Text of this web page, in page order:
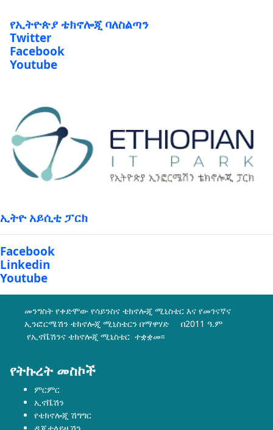
የኢትዮጵያ ቴክኖሎጂ ባለስልጣን
Twitter
Facebook
Youtube
ኢትዮ አይሲቲ ፓርክ
Facebook
Linkedin
Youtube
መንግስት የቀድሞው የሳይንስና ቴክኖሎጂ ሚኒስቴር እና የመገናኛና
ኢንፎርሜሽን ቴክኖሎጂ ሚኒስቴርን በማዋሃድ በ2011 ዓ.ም
የኢኖቬሽንና ቴክኖሎጂ ሚኒስቴር ተቋቋመ፡፡
የትኩረት መስኮች
ምርምር
ኢኖቬሽን
የቴክኖሎጂ ሽግግር